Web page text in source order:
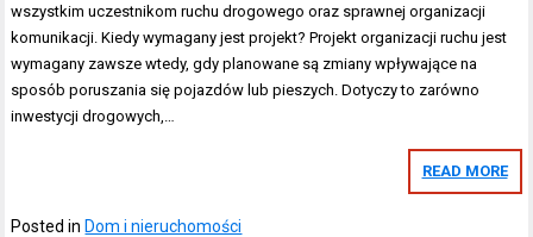
wszystkim uczestnikom ruchu drogowego oraz sprawnej organizacji
komunikacji. Kiedy wymagany jest projekt? Projekt organizacji ruchu jest
wymagany zawsze wtedy, gdy planowane są zmiany wpływające na
sposób poruszania się pojazdów lub pieszych. Dotyczy to zarówno
inwestycji drogowych,…
READ MORE
Posted in Dom i nieruchomości